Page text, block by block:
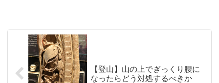
【登山】山の上でぎっくり腰に
なったらどう対処するべきか